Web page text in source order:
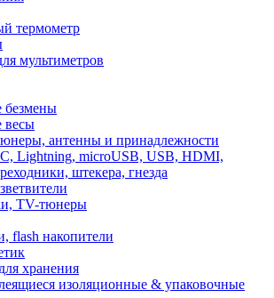
термометр
мультиметров
безмены
весы
антенны и принадлежности
Lightning, microUSB, USB, HDMI,
штекера, гнезда
TV-тюнеры
flash накопители
хранения
изоляционные & упаковочные